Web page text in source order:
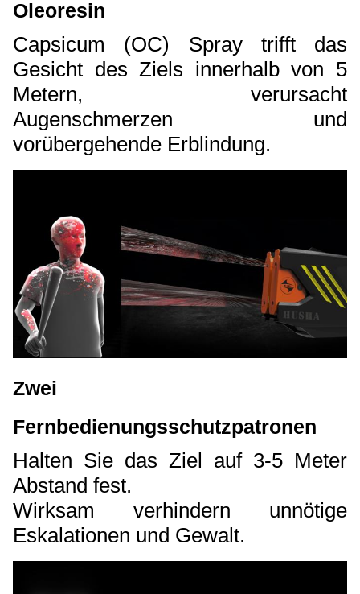
Oleoresin
Capsicum (OC) Spray trifft das
Gesicht des Ziels innerhalb von 5
Metern, verursacht
Augenschmerzen und
vorübergehende Erblindung.
Zwei
Fernbedienungsschutzpatronen
Halten Sie das Ziel auf 3-5 Meter
Abstand fest.
Wirksam verhindern unnötige
Eskalationen und Gewalt.